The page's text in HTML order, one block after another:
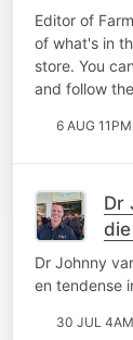
Editor of
of what's in
store. You
and follow
6 AUG 11PM
Dr
Dr Johnny
en tendense
30 JUL 4AM